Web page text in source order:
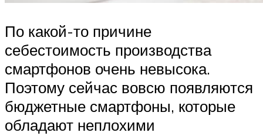
По какой-то причине
себестоимость производства
смартфонов очень невысока.
Поэтому сейчас вовсю появляются
бюджетные смартфоны, которые
обладают неплохими